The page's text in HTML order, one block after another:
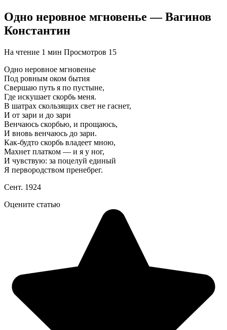
Одно неровное мгновенье — Вагинов
Константин
На чтение 1 мин Просмотров 15
Одно неровное мгновенье
Под ровным оком бытия
Свершаю путь я по пустыне,
Где искушает скорбь меня.
В шатрах скользящих свет не гаснет,
И от зари и до зари
Венчаюсь скорбью, и прощаюсь,
И вновь венчаюсь до зари.
Как-будто скорбь владеет мною,
Махнет платком — и я у ног,
И чувствую: за поцелуй единый
Я первородством пренебрег.
Сент. 1924
Оцените статью